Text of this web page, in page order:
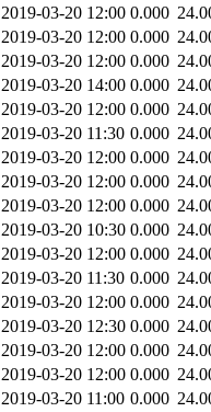
2019-03-20 12:00 0.000
2019-03-20 12:00 0.000
2019-03-20 12:00 0.000
2019-03-20 14:00 0.000
2019-03-20 12:00 0.000
2019-03-20 11:30 0.000
2019-03-20 12:00 0.000
2019-03-20 12:00 0.000
2019-03-20 12:00 0.000
2019-03-20 10:30 0.000
2019-03-20 12:00 0.000
2019-03-20 11:30 0.000
2019-03-20 12:00 0.000
2019-03-20 12:30 0.000
2019-03-20 12:00 0.000
2019-03-20 12:00 0.000
2019-03-20 11:00 0.000